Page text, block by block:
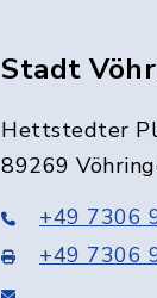
Stadt
Hettstedter
89269
+49 7306
+49 7306